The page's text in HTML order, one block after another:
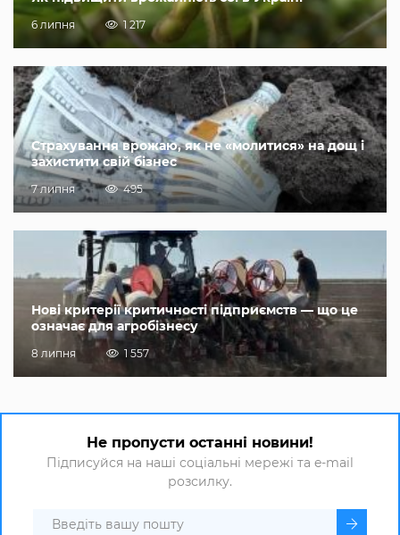
6 липня 1 217
Страхування врожаю, як не «молитися» на дощ і
захистити свій бізнес
7 липня 495
Нові критерії критичності підприємств — що це
означає для агробізнесу
8 липня 1 557
Не пропусти останні новини!
Підписуйся на наші соціальні мережі та e-mail
розсилку.